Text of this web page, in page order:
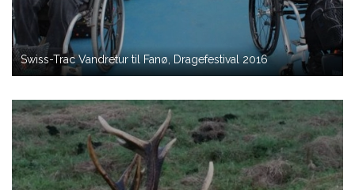
Swiss-Trac Vandretur til Fanø, Dragefestival 2016